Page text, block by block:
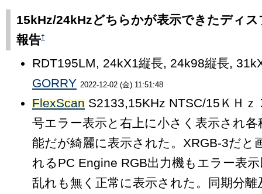
15kHz/24kHzどちらかが表示できたディ
報告†
RDT195LM, 24kX1縦長, 24k98縦長,
GORRY 2022-12-02 (金) 11:51:48
FlexScan S2133,15KHz NTSC/15ＫＨｚ
号エラー表示と右上に小さく表示され各
能だが綺麗に表示された。XRGB-3だと
れるPC Engine RGB出力機もエラー表
乱れも無く正常に表示された。同期分離